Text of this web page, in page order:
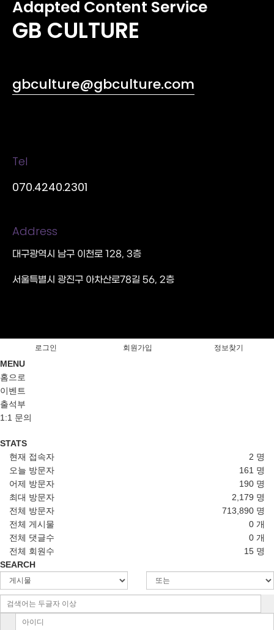
Adapted Content Service
GB CULTURE
gbculture@gbculture.com
Tel
070.4240.2301
Address
대구광역시 남구 이천로 128, 3층
서울특별시 광진구 아차산로78길 56, 2층
로그인 회원가입 정보찾기
MENU
홈으로
이벤트
출석부
1:1 문의
STATS
2 명
현재 접속자
161 명
오늘 방문자
190 명
어제 방문자
2,179 명
최대 방문자
713,890 명
전체 방문자
0 개
전체 게시물
0 개
전체 댓글수
15 명
전체 회원수
SEARCH